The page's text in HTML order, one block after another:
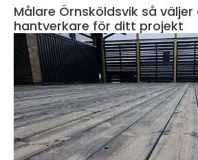
Målare Örnsköldsvik så väljer du rätt
hantverkare för ditt projekt